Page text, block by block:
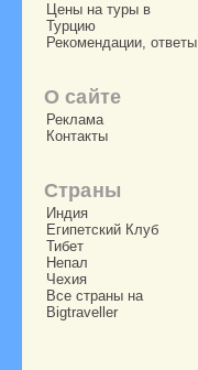
Цены на туры в
Турцию
Рекомендации, ответы
О сайте
Реклама
Контакты
Страны
Индия
Египетский Клуб
Тибет
Непал
Чехия
Все страны на
Bigtraveller